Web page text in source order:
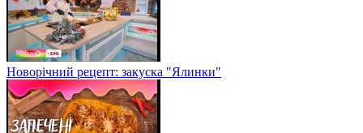
Новорічний рецепт: закуска "Ялинки"